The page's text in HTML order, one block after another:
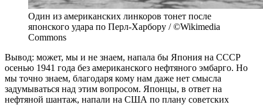
Один из американских линкоров тонет после
японского удара по Перл-Харбору / ©Wikimedia
Commons
Вывод: может, мы и не знаем, напала бы Япония на СССР
осенью 1941 года без американского нефтяного эмбарго. Но
мы точно знаем, благодаря кому нам даже нет смысла
задумываться над этим вопросом. Японцы, в ответ на
нефтяной шантаж, напали на США по плану советских